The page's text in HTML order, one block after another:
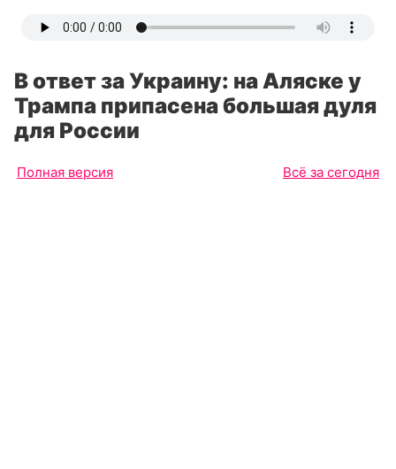
В ответ за Украину: на Аляске у
Трампа припасена большая дуля
для России
Полная версия Всё за сегодня